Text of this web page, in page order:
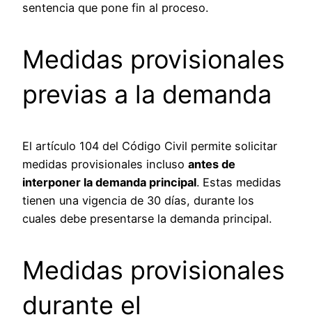
sentencia que pone fin al proceso.
Medidas provisionales
previas a la demanda
El artículo 104 del Código Civil permite solicitar
medidas provisionales incluso antes de
interponer la demanda principal. Estas medidas
tienen una vigencia de 30 días, durante los
cuales debe presentarse la demanda principal.
Medidas provisionales
durante el